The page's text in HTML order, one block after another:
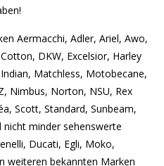
Aermacchi, Adler, Ariel, Awo,
DKW, Excelsior, Harley
Matchless, Motobecane,
Nimbus, Norton, NSU, Rex
Scott, Standard, Sunbeam,
minder sehenswerte
Ducati, Egli, Moko,
weiteren bekannten Marken